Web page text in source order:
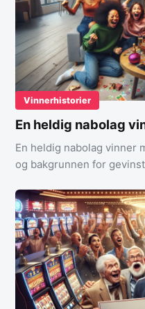
Vinnerhistorier
En heldig nabolag
En heldig nabolag vinner
og bakgrunnen for